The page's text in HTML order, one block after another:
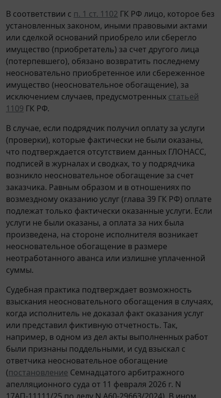
В соответствии с п. 1 ст. 1102 ГК РФ лицо, которое без
установленных законом, иными правовыми актами
или сделкой оснований приобрело или сберегло
имущество (приобретатель) за счет другого лица
(потерпевшего), обязано возвратить последнему
неосновательно приобретенное или сбереженное
имущество (неосновательное обогащение), за
исключением случаев, предусмотренных статьей
1109 ГК РФ.
В случае, если подрядчик получил оплату за услуги
(проверки), которые фактически не были оказаны,
что подтверждается отсутствием данных ГЛОНАСС,
подписей в журналах и сводках, то у подрядчика
возникло неосновательное обогащение за счет
заказчика. Равным образом и в отношениях по
возмездному оказанию услуг (глава 39 ГК РФ) оплате
подлежат только фактически оказанные услуги. Если
услуги не были оказаны, а оплата за них была
произведена, на стороне исполнителя возникает
неосновательное обогащение в размере
неотработанного аванса или излишне уплаченной
суммы.
Судебная практика подтверждает возможность
взыскания неосновательного обогащения в случаях,
когда исполнитель не доказал факт оказания услуг
или представил фиктивную отчетность. Так,
например, в одном из дел акты выполненных работ
были признаны поддельными, и суд взыскал с
ответчика неосновательное обогащение
(постановление Семнадцатого арбитражного
апелляционного суда от 11 февраля 2026 г. N